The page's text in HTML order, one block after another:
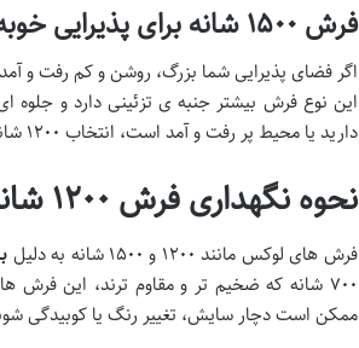
فرش ۱۵۰۰ شانه برای پذیرایی خوبه یا نه؟
اگر فضای پذیرایی شما بزرگ، روشن و کم رفت و آمد است، فرش ۱۵۰۰ شانه
این نوع فرش بیشتر جنبه ی تزئینی دارد و جلوه
دارید یا محیط پر رفت و آمد است، انتخاب ۱۲۰۰ شانه منطقی تر است.
نحوه نگهداری فرش ۱۲۰۰ شانه و ۱۵۰۰ شانه
فرش های لوکس مانند ۱۲۰۰ و ۱۵۰۰ شانه به دلیل
۷۰۰ شانه که ضخیم تر و مقاوم ترند، این
ممکن است دچار سایش، تغییر رنگ یا کوبیدگی